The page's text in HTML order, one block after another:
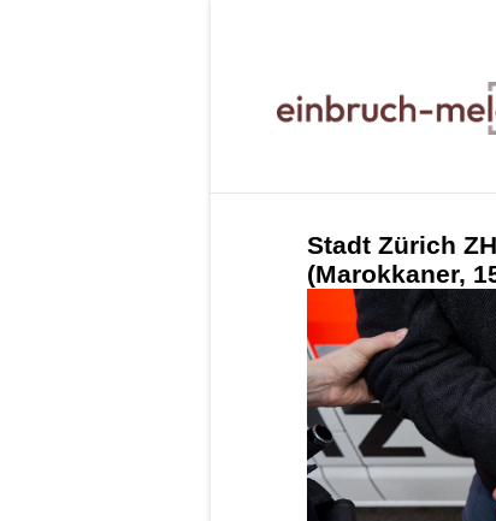
Stadt Zürich
(Marokkaner,